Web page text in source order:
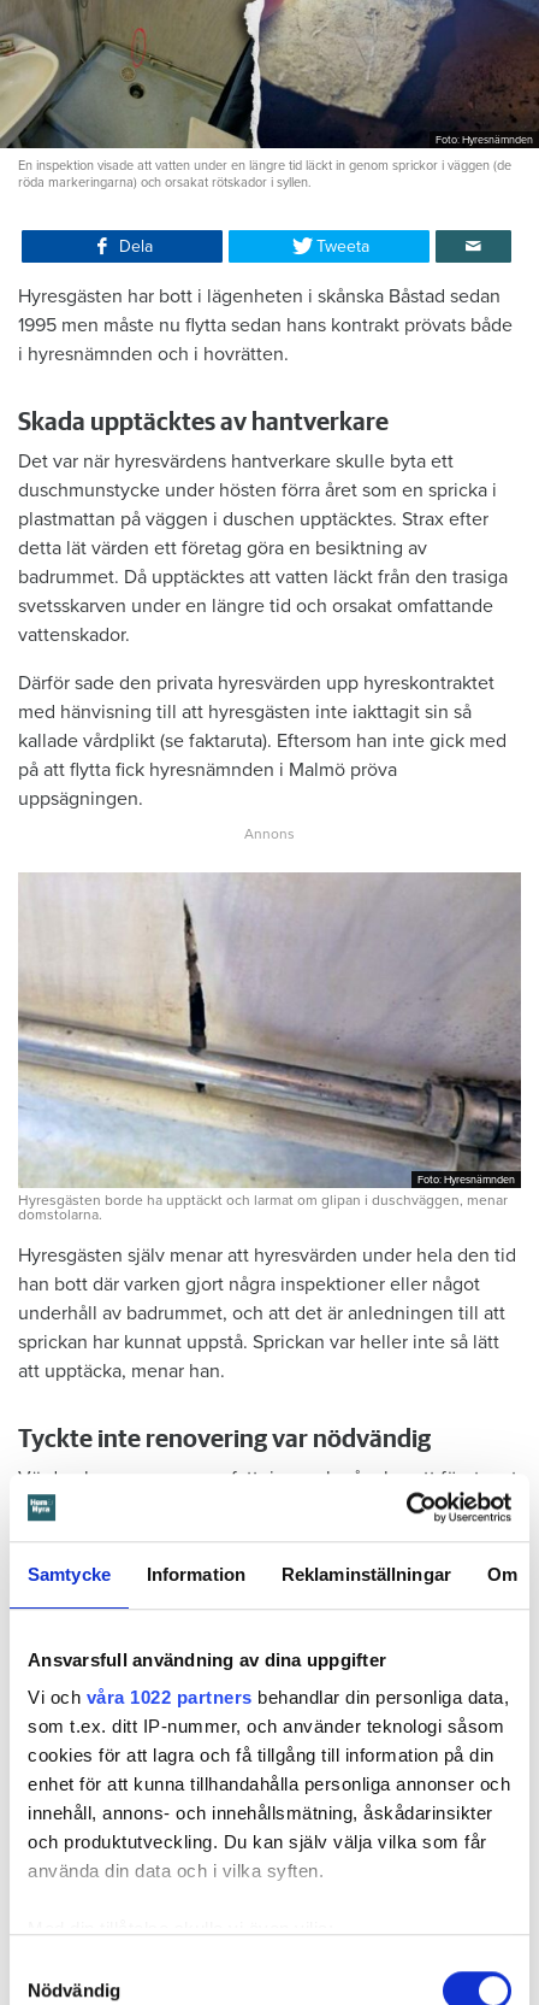
Samtycke Information Reklaminställningar Om
Ansvarsfull användning av dina uppgifter
Vi och våra 1022 partners behandlar din personliga data,
som t.ex. ditt IP-nummer, och använder teknologi såsom
cookies för att lagra och få tillgång till information på din
enhet för att kunna tillhandahålla personliga annonser och
innehåll, annons- och innehållsmätning, åskådarinsikter
och produktutveckling. Du kan själv välja vilka som får
använda din data och i vilka syften.
som kan ha en noggrannhet på upp till flera meter
Nödvändig
Foto: Hyresnämnden
En inspektion visade att vatten under en längre tid läckt in genom sprickor i väggen (de
röda markeringarna) och orsakat rötskador i syllen.
Dela Tweeta
Hyresgästen har bott i lägenheten i skånska Båstad sedan
1995 men måste nu flytta sedan hans kontrakt prövats både
i hyresnämnden och i hovrätten.
Skada upptäcktes av hantverkare
Det var när hyresvärdens hantverkare skulle byta ett
duschmunstycke under hösten förra året som en spricka i
plastmattan på väggen i duschen upptäcktes. Strax efter
detta lät värden ett företag göra en besiktning av
badrummet. Då upptäcktes att vatten läckt från den trasiga
svetsskarven under en längre tid och orsakat omfattande
vattenskador.
Därför sade den privata hyresvärden upp hyreskontraktet
med hänvisning till att hyresgästen inte iakttagit sin så
kallade vårdplikt (se faktaruta). Eftersom han inte gick med
på att flytta fick hyresnämnden i Malmö pröva
uppsägningen.
Foto: Hyresnämnden
Foto: Hyresnämnden
Hyresgästen borde ha upptäckt och larmat om glipan i duschväggen, menar
domstolarna.
Hyresgästen själv menar att hyresvärden under hela den tid
han bott där varken gjort några inspektioner eller något
underhåll av badrummet, och att det är anledningen till att
sprickan har kunnat uppstå. Sprickan var heller inte så lätt
att upptäcka, menar han.
Tyckte inte renovering var nödvändig
Värden har en annan uppfattning, och påpekar att företaget
redan 2024 vände sig till hyresgästen med ett erbjudande
om att renovera hela lägenheten. Men då svarade
hyresgästen att både kök och badrum var i funktionellt
skadorna inte blivit lika omfattande och dyra att åtgärda,
Hyresnämndengick på värdens linje och beslutade att
kontraktet skulle upphöra från sista januari 2026.
Hyresgästen borde med tanke på att sprickan var så stor
som den var och satt där den satt ha insett att den kunde
medföra större problem, menar hyresnämnden.
med ett beslut. Den enda ändringen är att hyresgästen får